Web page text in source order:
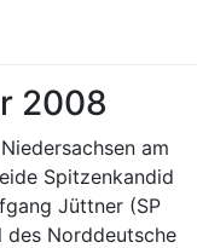
2008
am
Spitzenkandid
Jüttner (SP
des Norddeutsche